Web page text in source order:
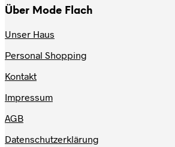
Über Mode Flach
Unser Haus
Personal Shopping
Kontakt
Impressum
AGB
Datenschutzerklärung